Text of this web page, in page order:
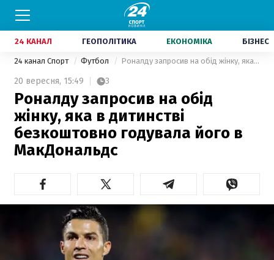
24 КАНАЛ ГЕОПОЛІТИКА ЕКОНОМІКА БІЗНЕС
24 канал Спорт Футбол Роналду запросив на обід жінку, яка в дитинстві безкоштовно годувала його в МакДональдс
20 вересня, 15:49 3
Роналду запросив на обід
жінку, яка в дитинстві
безкоштовно годувала його в
МакДональдс